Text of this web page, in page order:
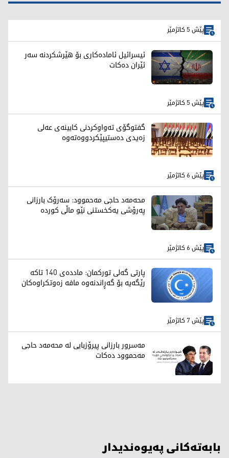
پێش 5 کاتژمێر
ئیسرائیل ئامادەکاری بۆ هێرشکردنە سەر
ئێران دەکات
پێش 5 کاتژمێر
گفتوگۆی تەواوكردنی كابینەی عەلی
زەیدی دەستیپێكردووەتەوە
پێش 6 کاتژمێر
محەمەد حاجی مەحموود: سەرۆک بارزانی
پەرۆشی یەکخستنی نێو ماڵی کوردە
پێش 6 کاتژمێر
پارتی گەلی تورکمان: ماددەی 140 تاکە
رێگەیە بۆ گەڕاندنەوە مافە زەوتکراوەکان
پێش 7 کاتژمێر
مەسرور بارزانی پیرۆزبایی لە محەمەد حاجی
مەحموود دەکات
بابەتەکانی پەیوەندیدار